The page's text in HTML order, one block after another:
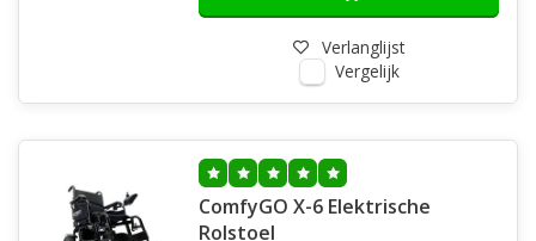
Verlanglijst
Vergelijk
ComfyGO X-6 Elektrische
Rolstoel